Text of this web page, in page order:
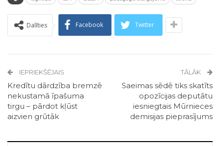
Dalīties Facebook Twitter
IEPRIEKŠĒJAIS
Kredītu dārdzība bremzē
nekustamā īpašuma
tirgu – pārdot kļūst
aizvien grūtāk
TĀLĀK
Saeimas sēdē tiks skatīts
opozīcijas deputātu
iesniegtais Mūrnieces
demisijas pieprasījums